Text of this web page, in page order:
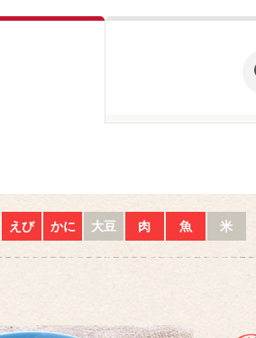
えび かに 大豆 肉 魚 米